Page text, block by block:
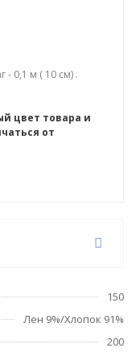
0,1 м ( 10 см) .
цвет товара и
от
150
Лен 9%/Хлопок 91%
200